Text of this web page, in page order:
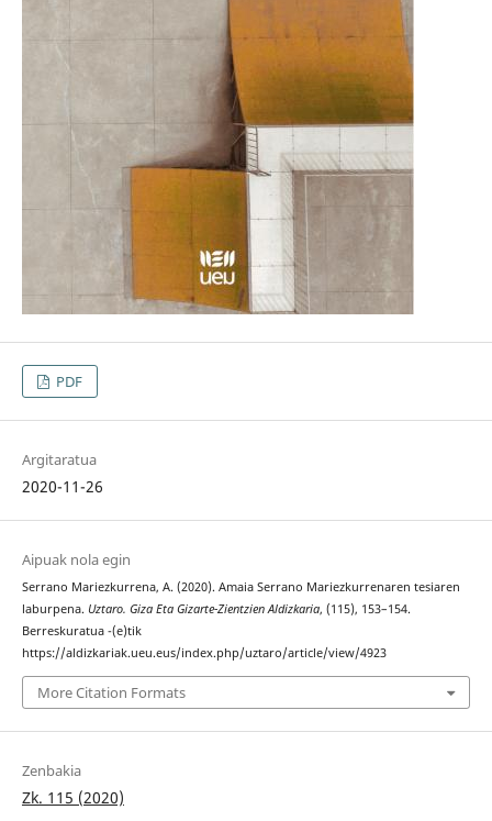
PDF
Argitaratua
2020-11-26
Aipuak nola egin
Serrano Mariezkurrena, A. (2020). Amaia Serrano Mariezkurrenaren tesiaren
laburpena. Uztaro. Giza Eta Gizarte-Zientzien Aldizkaria, (115), 153–154.
Berreskuratua -(e)tik
https://aldizkariak.ueu.eus/index.php/uztaro/article/view/4923
More Citation Formats
Zenbakia
Zk. 115 (2020)